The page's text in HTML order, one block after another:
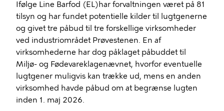
Ifølge Line Barfod (EL)har forvaltningen været på 81
tilsyn og har fundet potentielle kilder til lugtgenerne
og givet tre påbud til tre forskellige virksomheder
ved industriområdet Prøvestenen. En af
virksomhederne har dog påklaget påbuddet til
Miljø- og Fødevareklagenævnet, hvorfor eventuelle
lugtgener muligvis kan trække ud, mens en anden
virksomhed havde påbud om at begrænse lugten
inden 1. maj 2026.